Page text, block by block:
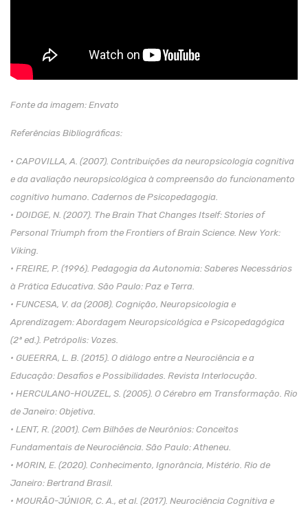
Fonte da imagem: Envato
Referências Bibliográficas:
• CAPOVILLA, A. (2007). Contribuições da neuropsicologia cognitiva
e da avaliação neuropsicológica à compreensão do funcionamento
cognitivo humano. Cadernos de Psicopedagogia.
• DOIDGE, N. (2007). The Brain That Changes Itself: Stories of
Personal Triumph from the Frontiers of Brain Science. New York:
Viking.
• FREIRE, P. (1996). Pedagogia da Autonomia: Saberes Necessários
à Prática Educativa. São Paulo: Paz e Terra.
• FUNCESA, V. da (2008). Cognição, Neuropsicologia e
Aprendizagem: Abordagem Neuropsicológica e Psicopedagógica
(2ª ed.). Petrópolis: Vozes.
• GUEERRA, L. B. (2015). O diálogo entre a Neurociência e a
Educação: Desafios e Possibilidades. Revista Interlocução.
• HERCULANO-HOUZEL, S. (2005). O Cérebro em Transformação. Rio
de Janeiro: Objetiva.
• LENT, R. (2001). Cem Bilhões de Neurônios: Conceitos
Fundamentais de Neurociência. São Paulo: Atheneu.
• MORIN, E. (2020). Conhecimento, Ignorância, Mistério. Rio de
Janeiro: Bertrand Brasil.
• MOURÃO-JÚNIOR, C. A., et al. (2017). Neurociência Cognitiva e